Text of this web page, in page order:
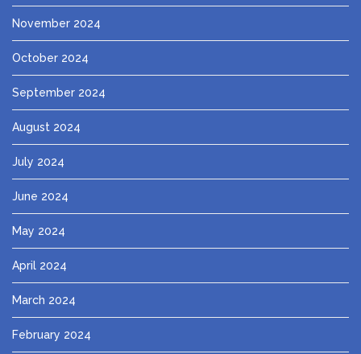
November 2024
October 2024
September 2024
August 2024
July 2024
June 2024
May 2024
April 2024
March 2024
February 2024